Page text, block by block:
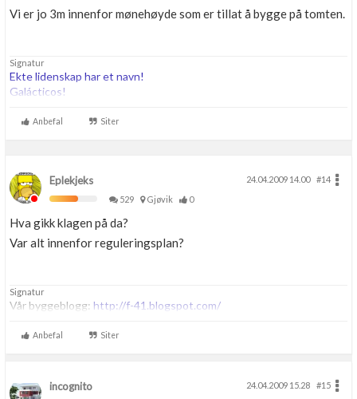
Vi er jo 3m innenfor mønehøyde som er tillat å bygge på tomten.
Signatur
Ekte lidenskap har et navn!
Galácticos!
Anbefal Siter
Eplekjeks 24.04.2009 14.00
#14
529
Gjøvik 0
Hva gikk klagen på da?
Var alt innenfor reguleringsplan?
Signatur
Vår byggeblogg: http://f-41.blogspot.com/
Anbefal Siter
incognito 24.04.2009 15.28
#15